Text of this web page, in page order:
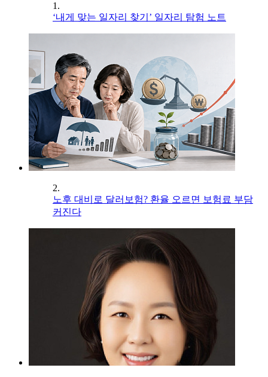
1.
‘내게 맞는 일자리 찾기’ 일자리 탐험 노트
2.
노후 대비로 달러보험? 환율 오르면 보험료 부담
커진다